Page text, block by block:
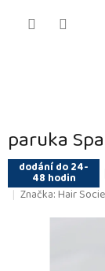
paruka
dodání do 24-
48 hodin
Značka:Hair